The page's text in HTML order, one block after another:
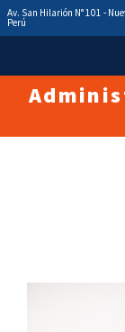
Av. San Hilarión N° 101 -
Perú